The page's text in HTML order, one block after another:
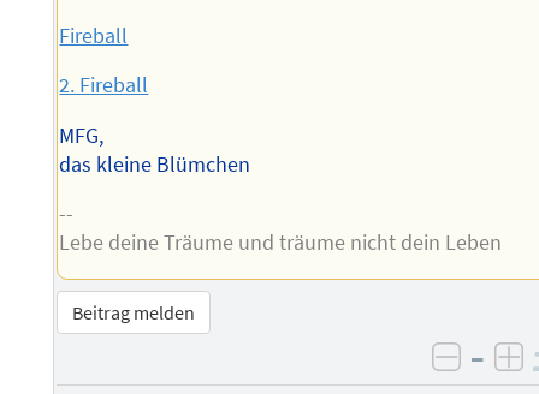
Fireball
2. Fireball
MFG,
das kleine Blümchen
--
Lebe deine Träume und träume nicht dein Leben
Beitrag melden
–